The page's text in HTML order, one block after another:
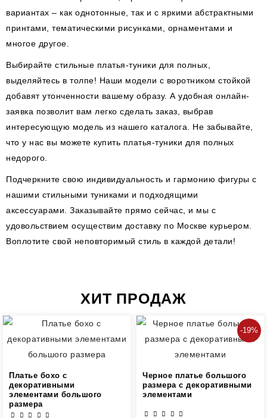
вариантах – как однотонные, так и с яркими абстрактными
принтами, тематическими рисунками, орнаментами и
многое другое.
Выбирайте стильные платья-туники для полных,
выделяйтесь в толпе! Наши модели с воротником стойкой
добавят утонченности вашему образу. А удобная онлайн-
заявка позволит вам легко сделать заказ, выбрав
интересующую модель из нашего каталога. Не забывайте,
что у нас вы можете купить платья-туники для полных
недорого.
Подчеркните свою индивидуальность и гармонию фигуры с
нашими стильными туниками и подходящими
аксессуарами. Заказывайте прямо сейчас, и мы с
удовольствием осуществим доставку по Москве курьером.
Воплотите свой неповторимый стиль в каждой детали!
ХИТ ПРОДАЖ
Платье бохо с
декоративными
элементами большого
размера
-19%
Черное платье большого
размера с декоративными
элементами